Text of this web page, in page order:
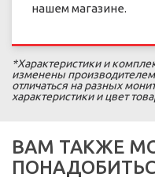
нашем магазине.
*Характеристики и
изменены
отличаться на разных
характеристики и цвет
ВАМ ТАКЖЕ